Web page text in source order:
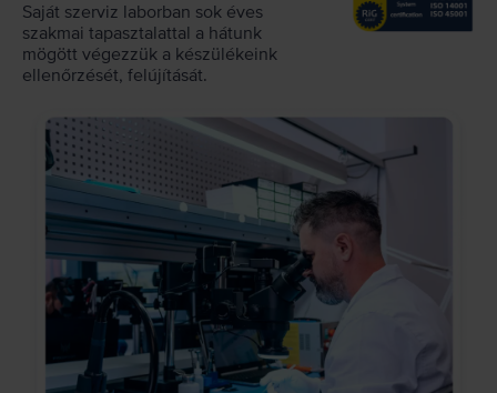
Saját szerviz laborban sok éves
szakmai tapasztalattal a hátunk
mögött végezzük a készülékeink
ellenőrzését, felújítását.